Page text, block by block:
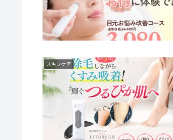
スキンケア